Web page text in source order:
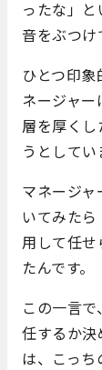
ったな」
音をぶつけ
ひとつ印
ネージャ
層を厚く
うとしてい
マネージ
いてみた
用して任
たんです。
この一言
任するか決
は、こっち